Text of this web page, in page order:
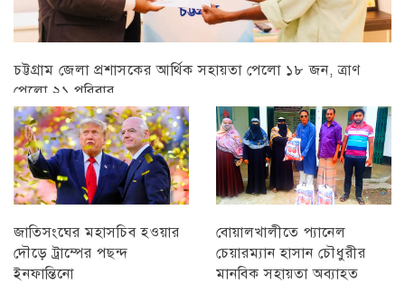
চট্টগ্রাম জেলা প্রশাসকের আর্থিক সহায়তা পেলো ১৮ জন, ত্রাণ
পেলো ২১ পরিবার
চট্টগ্রাম
জাতিসংঘের মহাসচিব হওয়ার
দৌড়ে ট্রাম্পের পছন্দ
ইনফান্তিনো
বোয়ালখালীতে প্যানেল
চেয়ারম্যান হাসান চৌধুরীর
মানবিক সহায়তা অব্যাহত